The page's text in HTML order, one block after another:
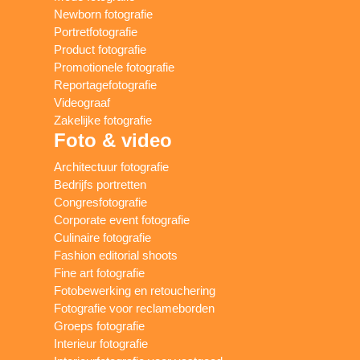
Newborn fotografie
Portretfotografie
Product fotografie
Promotionele fotografie
Reportagefotografie
Videograaf
Zakelijke fotografie
Foto & video
Architectuur fotografie
Bedrijfs portretten
Congresfotografie
Corporate event fotografie
Culinaire fotografie
Fashion editorial shoots
Fine art fotografie
Fotobewerking en retouchering
Fotografie voor reclameborden
Groeps fotografie
Interieur fotografie